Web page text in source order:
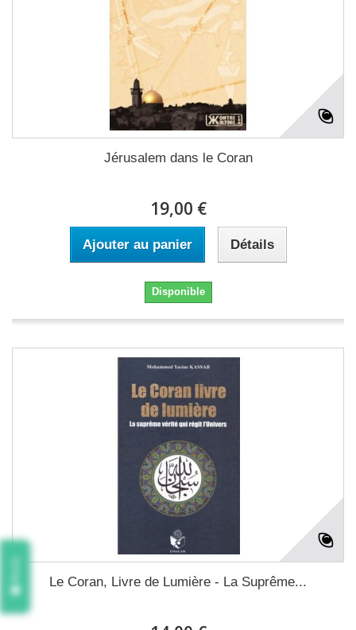
Jérusalem dans le Coran
19,00 €
Ajouter au panier Détails
Disponible
Le Coran, Livre de Lumière - La Suprême...